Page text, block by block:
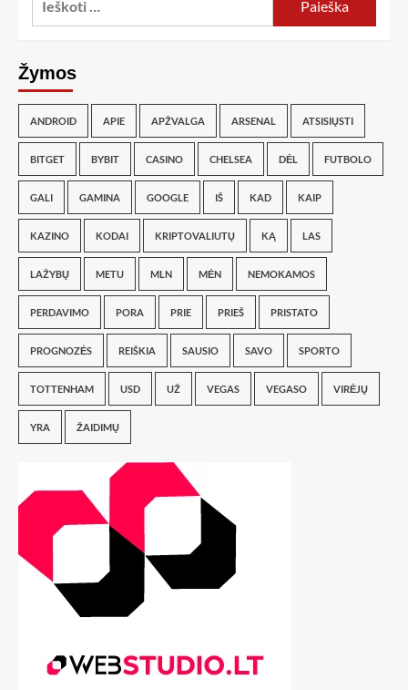
Žymos
ANDROID APIE APŽVALGA ARSENAL ATSISIŲSTI
BITGET BYBIT CASINO CHELSEA DĖL FUTBOLO
GALI GAMINA GOOGLE IŠ KAD KAIP
KAZINO KODAI KRIPTOVALIUTŲ KĄ LAS
LAŽYBŲ METU MLN MĖN NEMOKAMOS
PERDAVIMO PORA PRIE PRIEŠ PRISTATO
PROGNOZĖS REIŠKIA SAUSIO SAVO SPORTO
TOTTENHAM USD UŽ VEGAS VEGASO VIRĖJŲ
YRA ŽAIDIMŲ